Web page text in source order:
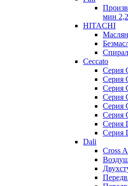
мин
HITACHI
Ceccato
Серия
Серия
Серия
Серия
Серия
Серия
Серия
Серия
Dali
Cross